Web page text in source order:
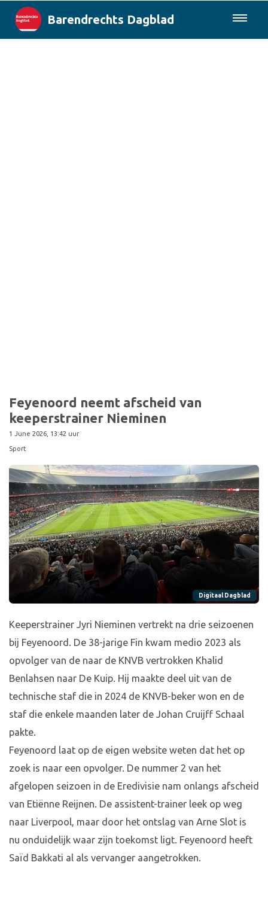
Barendrechts Dagblad
Feyenoord neemt afscheid van
keeperstrainer Nieminen
1 June 2026, 13:42 uur
Sport
Digitaal Dagblad
Keeperstrainer Jyri Nieminen vertrekt na drie seizoenen
bij Feyenoord. De 38-jarige Fin kwam medio 2023 als
opvolger van de naar de KNVB vertrokken Khalid
Benlahsen naar De Kuip. Hij maakte deel uit van de
technische staf die in 2024 de KNVB-beker won en de
staf die enkele maanden later de Johan Cruijff Schaal
pakte.
Feyenoord laat op de eigen website weten dat het op
zoek is naar een opvolger. De nummer 2 van het
afgelopen seizoen in de Eredivisie nam onlangs afscheid
van Etiënne Reijnen. De assistent-trainer leek op weg
naar Liverpool, maar door het ontslag van Arne Slot is
nu onduidelijk waar zijn toekomst ligt. Feyenoord heeft
Saïd Bakkati al als vervanger aangetrokken.